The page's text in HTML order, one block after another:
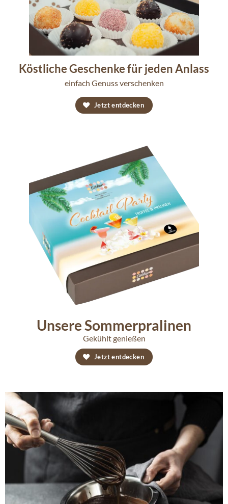
Köstliche Geschenke für jeden Anlass
einfach Genuss verschenken
Jetzt entdecken
Unsere Sommerpralinen
Gekühlt genießen
Jetzt entdecken